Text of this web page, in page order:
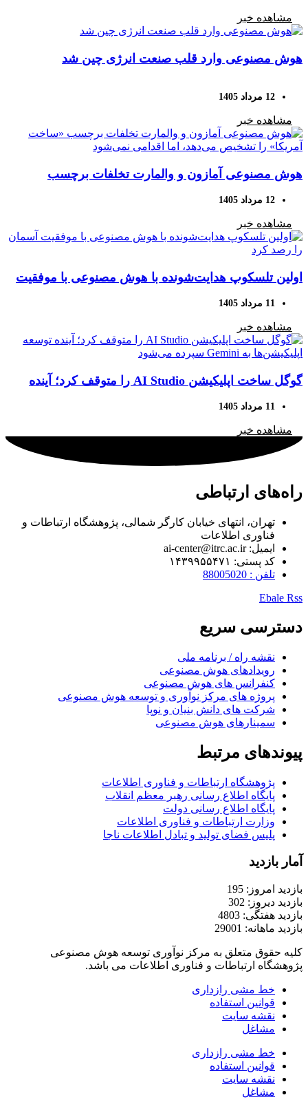
مشاهده خبر
هوش مصنوعی وارد قلب صنعت انرژی چین شد
12 مرداد 1405
مشاهده خبر
هوش مصنوعی آمازون و والمارت تخلفات برچسب
«ساخت آمریکا» را تشخیص می‌دهد، اما اقدامی نمی‌شود
12 مرداد 1405
مشاهده خبر
اولین تلسکوپ هدایت‌شونده با هوش مصنوعی با موفقیت
آسمان را رصد کرد
11 مرداد 1405
مشاهده خبر
گوگل ساخت اپلیکیشن AI Studio را متوقف کرد؛ آینده
توسعه اپلیکیشن‌ها به Gemini سپرده می‌شود
11 مرداد 1405
مشاهده خبر
راه‌های ارتباطی
تهران، انتهای خیابان کارگر شمالی، پژوهشگاه ارتباطات و
فناوری اطلاعات
ایمیل: ai-center@itrc.ac.ir
کد پستی: ۱۴۳۹۹۵۵۴۷۱
تلفن : 88005020
Ebale Rss
دسترسی سریع
نقشه راه / برنامه ملی
رویدادهای هوش مصنوعی
کنفرانس های هوش مصنوعی
پروژه های مرکز نوآوری و توسعه هوش مصنوعی
شرکت های دانش بنیان و نوپا
سمینارهای هوش مصنوعی
پیوندهای مرتبط
پژوهشگاه ارتباطات و فناوری اطلاعات
پایگاه اطلاع رسانی رهبر معظم انقلاب
پایگاه اطلاع رسانی دولت
وزارت ارتباطات و فناوری اطلاعات
پلیس فضای تولید و تبادل اطلاعات ناجا
آمار بازدید
بازدید امروز: 195
بازدید دیروز: 302
بازدید هفتگی: 4803
بازدید ماهانه: 29001
کلیه حقوق متعلق به مرکز نوآوری توسعه هوش مصنوعی
پژوهشگاه ارتباطات و فناوری اطلاعات می باشد.
خط مشی رازداری
قوانین استفاده
نقشه سایت
مشاغل
خط مشی رازداری
قوانین استفاده
نقشه سایت
مشاغل